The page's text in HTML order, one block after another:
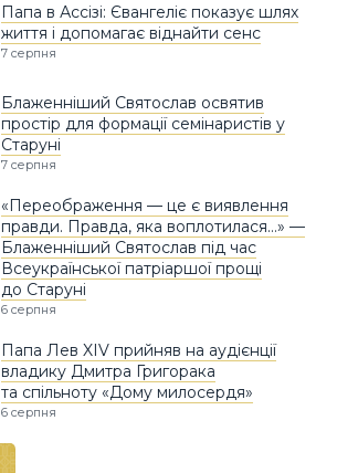
Папа в Ассізі: Євангеліє показує шлях
життя і допомагає віднайти сенс
7 серпня
Блаженніший Святослав освятив
простір для формації семінаристів у
Старуні
7 серпня
«Переображення — це є виявлення
правди. Правда, яка воплотилася…» —
Блаженніший Святослав під час
Всеукраїнської патріаршої прощі
до Старуні
6 серпня
Папа Лев XIV прийняв на аудієнції
владику Дмитра Григорака
та спільноту «Дому милосердя»
6 серпня